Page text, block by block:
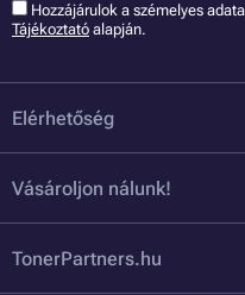
Hozzájárulok a szémelyes
Tájékoztató alapján.
Elérhetőség
Vásároljon nálunk!
TonerPartners.hu